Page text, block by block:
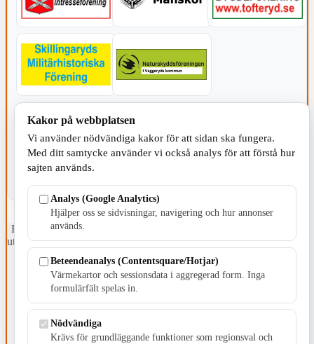
Fristående webbtidningsföretag grundat 1991 som sedan 2002 ger
ut tidningen Skillingaryd.nu och 2010 lanserades Värnamo.nu. Från
april 2026 omfattar Skillingaryd.nu tre kommuner: Gnosjö,
Värnamo och Vaggeryds kommun.
Kontakta oss
E-post: redaktionen@skillingaryd.nu
Kakinställningar
Kakor på webbplatsen
Vi använder nödvändiga kakor för att sidan ska fungera.
Med ditt samtycke använder vi också analys för att förstå hur
sajten används.
Analys (Google Analytics)
Hjälper oss se sidvisningar, navigering och hur annonser
används.
Beteendeanalys (Contentsquare/Hotjar)
Värmekartor och sessionsdata i aggregerad form. Inga
formulärfält spelas in.
Nödvändiga
Krävs för grundläggande funktioner som regionsval och